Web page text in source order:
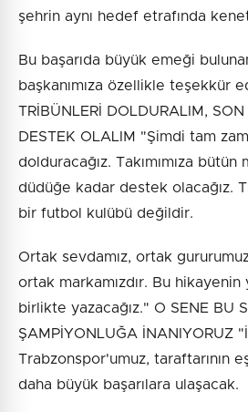
şehrin aynı hedef etrafında
Bu başarıda büyük emeği
başkanımıza özellikle teşekkür
TRİBÜNLERİ DOLDURALIM,
DESTEK OLALIM "Şimdi tam
dolduracağız. Takımımıza bütün
düdüğe kadar destek olacağız.
bir futbol kulübü değildir.
Ortak sevdamız, ortak
ortak markamızdır. Bu hikayenin
birlikte yazacağız." O SENE BU
ŞAMPİYONLUĞA İNANIYORUZ
Trabzonspor'umuz, taraftarının
daha büyük başarılara ulaşacak.